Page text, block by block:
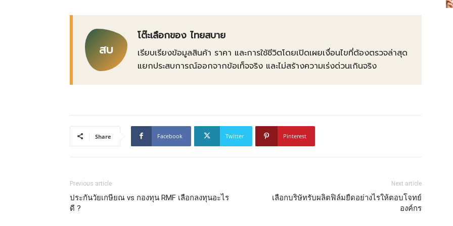
สบ
โต๊ะเลือกของ ไทยสบาย
เรียบเรียงข้อมูลสินค้า ราคา และการใช้ชีวิตโดยเปิดเผยเงื่อนไขที่ต้องตรวจล่าสุด
แยกประสบการณ์ออกจากข้อเท็จจริง และไม่สร้างความเร่งด่วนเกินจริง
Share Facebook Twitter Pinterest
Previous article
ประกันวัยเกษียณ vs กองทุน RMF เลือกลงทุนอะไร
ดี ?
Next article
เลือกบริษัทรับผลิตฟิล์มยืดอย่างไรให้ตอบโจทย์
องค์กร